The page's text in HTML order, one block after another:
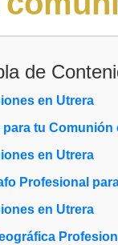
de
en Utrera
tu Comunión
en Utrera
Profesional
en Utrera